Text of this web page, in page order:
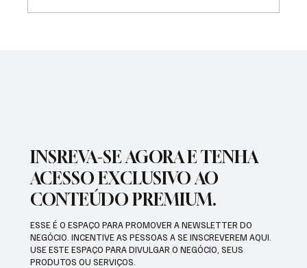
INSREVA-SE AGORA E TENHA
ACESSO EXCLUSIVO AO
CONTEÚDO PREMIUM.
ESSE É O ESPAÇO PARA PROMOVER A NEWSLETTER DO
NEGÓCIO. INCENTIVE AS PESSOAS A SE INSCREVEREM AQUI.
USE ESTE ESPAÇO PARA DIVULGAR O NEGÓCIO, SEUS
PRODUTOS OU SERVIÇOS.